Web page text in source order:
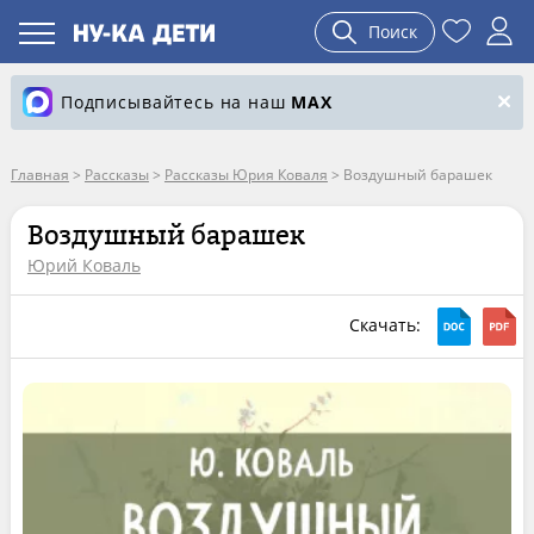
Поиск
Подписывайтесь на наш MAX
Главная > Рассказы > Рассказы Юрия Коваля > Воздушный барашек
Воздушный барашек
Юрий Коваль
Скачать: